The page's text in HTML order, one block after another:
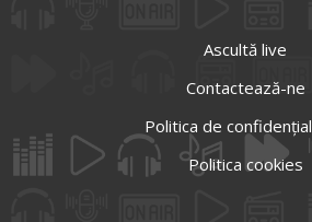
Ascultă live
Contactează-ne
Politica de
Politica cookies